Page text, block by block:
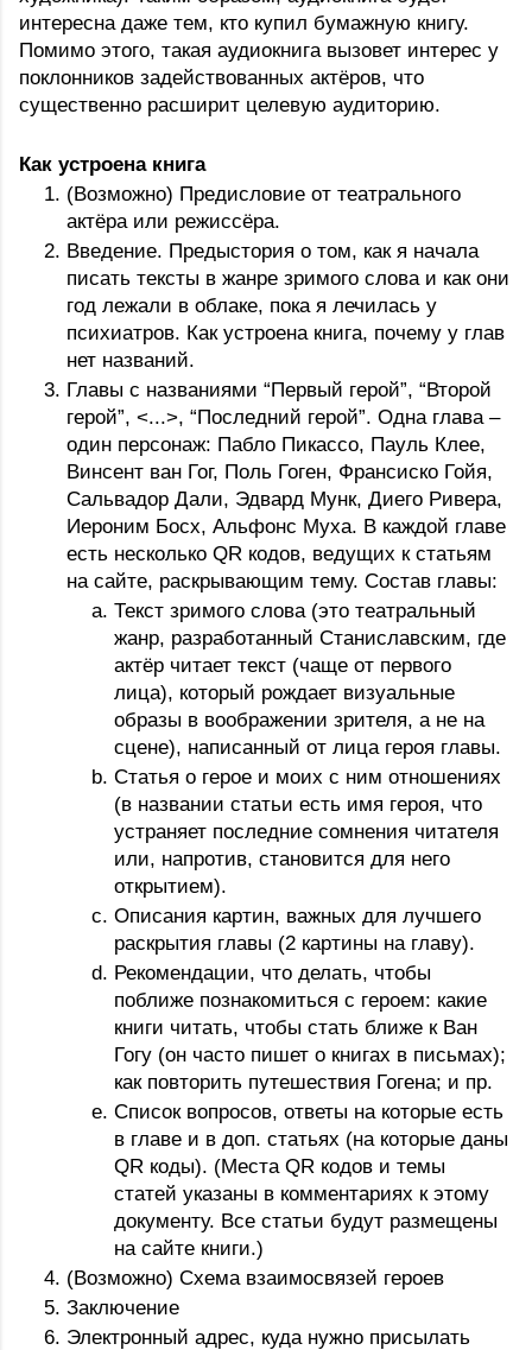
интересна даже тем, кто купил бумажную книгу.
Помимо этого, такая аудиокнига вызовет интерес у
поклонников задействованных актёров, что
существенно расширит целевую аудиторию.
Как устроена книга
(Возможно) Предисловие от театрального
актёра или режиссёра.
Введение. Предыстория о том, как я начала
писать тексты в жанре зримого слова и как они
год лежали в облаке, пока я лечилась у
психиатров. Как устроена книга, почему у глав
нет названий.
Главы с названиями “Первый герой”, “Второй
герой”, <...>, “Последний герой”. Одна глава –
один персонаж: Пабло Пикассо, Пауль Клее,
Винсент ван Гог, Поль Гоген, Франсиско Гойя,
Сальвадор Дали, Эдвард Мунк, Диего Ривера,
Иероним Босх, Альфонс Муха. В каждой главе
есть несколько QR кодов, ведущих к статьям
на сайте, раскрывающим тему. Состав главы:
Текст зримого слова (это театральный
жанр, разработанный Станиславским, где
актёр читает текст (чаще от первого
лица), который рождает визуальные
образы в воображении зрителя, а не на
сцене), написанный от лица героя главы.
Статья о герое и моих с ним отношениях
(в названии статьи есть имя героя, что
устраняет последние сомнения читателя
или, напротив, становится для него
открытием).
Описания картин, важных для лучшего
раскрытия главы (2 картины на главу).
Рекомендации, что делать, чтобы
поближе познакомиться с героем: какие
книги читать, чтобы стать ближе к Ван
Гогу (он часто пишет о книгах в письмах);
как повторить путешествия Гогена; и пр.
Список вопросов, ответы на которые есть
в главе и в доп. статьях (на которые даны
QR коды). (Места QR кодов и темы
статей указаны в комментариях к этому
документу. Все статьи будут размещены
на сайте книги.)
(Возможно) Схема взаимосвязей героев
Заключение
Электронный адрес, куда нужно присылать